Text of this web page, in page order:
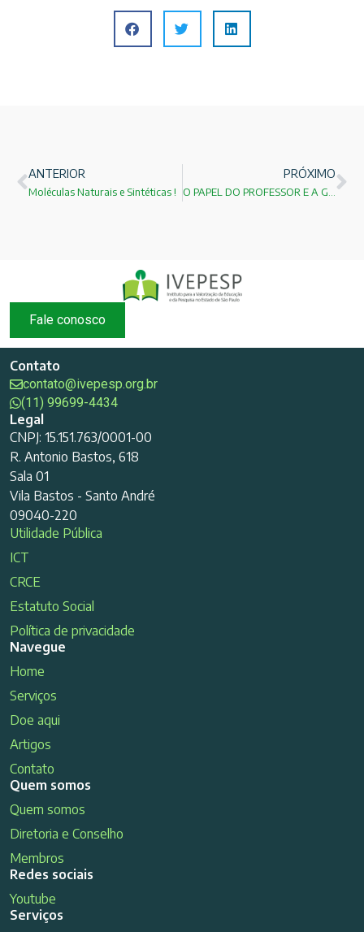
ANTERIOR
Moléculas Naturais e Sintéticas !
PRÓXIMO
Fale conosco
Contato
contato@ivepesp.org.br
(11) 99699-4434
Legal
CNPJ: 15.151.763/0001-00
R. Antonio Bastos, 618
Sala 01
Vila Bastos - Santo André
09040-220
Utilidade Pública
ICT
CRCE
Estatuto Social
Política de privacidade
Navegue
Home
Serviços
Doe aqui
Artigos
Contato
Quem somos
Quem somos
Diretoria e Conselho
Membros
Redes sociais
Youtube
Serviços